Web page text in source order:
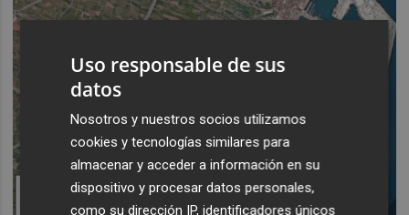
Uso responsable de sus
datos
Nosotros y nuestros socios utilizamos
cookies y tecnologías similares para
almacenar y acceder a información en su
dispositivo y procesar datos personales,
como su dirección IP, identificadores únicos